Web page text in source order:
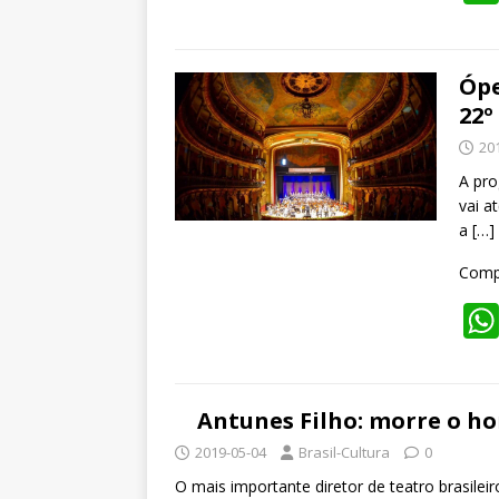
A
vai
a […]
Antunes Filho: morre o
2019-05-04 Brasil-Cultura 0
O mais importante diretor de teatro